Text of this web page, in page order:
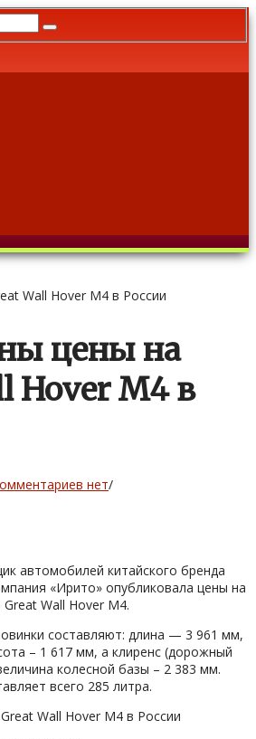
Wall Hover M4 в России
цены на
Hover M4 в
нет/
автомобилей китайского бренда
«Ирито» опубликовала цены на
Wall Hover M4.
составляют: длина — 3 961 мм,
– 1 617 мм, а клиренс (дорожный
колесной базы – 2 383 мм.
всего 285 литра.